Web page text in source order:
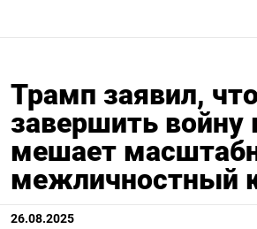
Трамп заявил,
завершить войну
мешает
межличностный
26.08.2025